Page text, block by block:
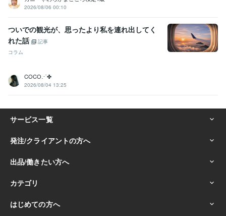
2026/08/06 00:10
ついでの観光が、思ったより私を連れ出してく
れた話
記事
コラム
COCO⋰✤
2026/08/04 13:25